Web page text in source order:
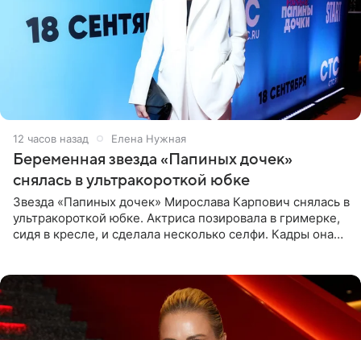
12 часов назад Елена Нужная
Беременная звезда «Папиных дочек»
снялась в ультракороткой юбке
Звезда «Папиных дочек» Мирослава Карпович снялась в
ультракороткой юбке. Актриса позировала в гримерке,
сидя в кресле, и сделала несколько селфи. Кадры она